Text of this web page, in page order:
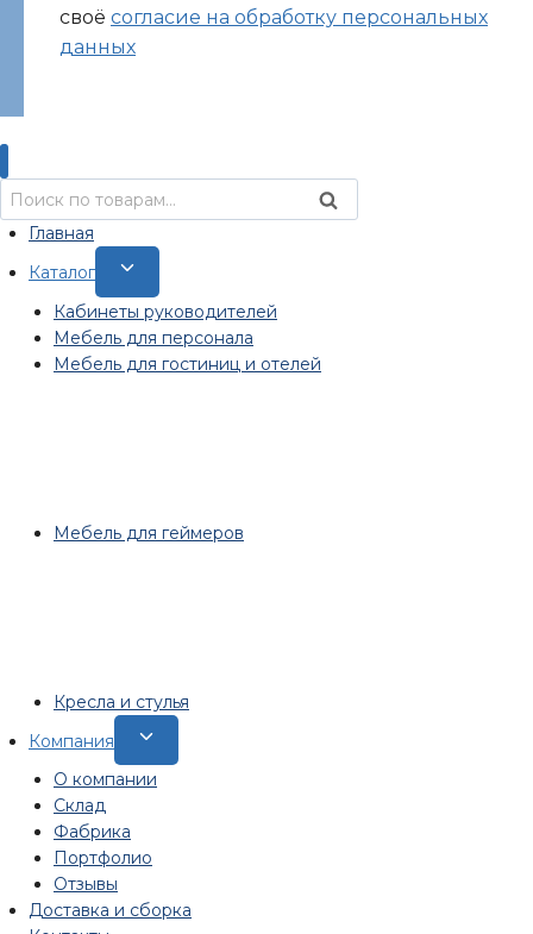
своё согласие на обработку персональных
данных
Искать: Поиск
Главная
Каталог
Переключить
дочернее
меню
Кабинеты руководителей
Мебель для персонала
Мебель для гостиниц и отелей
Мебель для геймеров
Кресла и стулья
Компания
Переключить
дочернее
О компании
Склад
Фабрика
Портфолио
Отзывы
Доставка и сборка